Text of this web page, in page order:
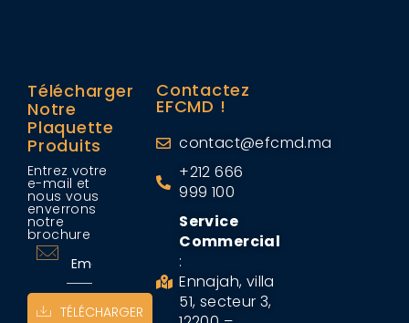
Télécharger
Notre
Plaquette
Produits
Entrez votre
e-mail et
nous vous
enverrons
notre
brochure
TÉLÉCHARGER
Contactez
EFCMD !
contact@efcmd.ma
+212 666
999 100
Service
Commercial
:
Ennajah, villa
51, secteur 3,